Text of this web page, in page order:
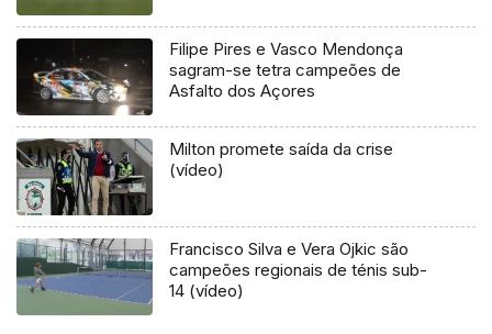
Filipe Pires e Vasco Mendonça
sagram-se tetra campeões de
Asfalto dos Açores
Milton promete saída da crise
(vídeo)
Francisco Silva e Vera Ojkic são
campeões regionais de ténis sub-
14 (vídeo)